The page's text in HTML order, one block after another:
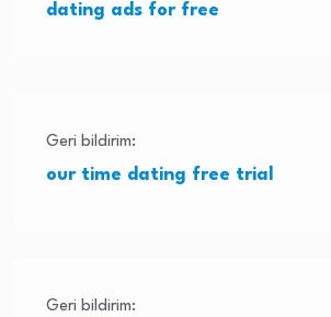
dating ads for free
Geri bildirim:
our time dating free trial
Geri bildirim: